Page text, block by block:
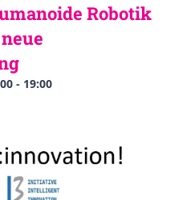
Robotik
- 19:00